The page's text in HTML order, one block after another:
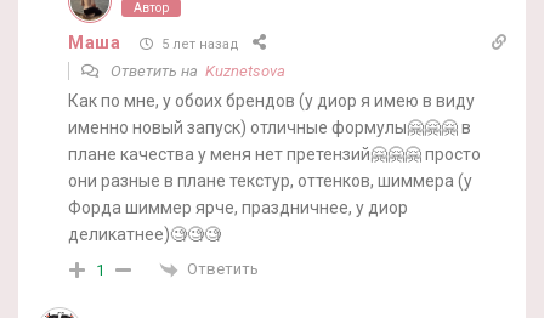
Автор
Маша 5 лет назад
Ответить на Kuznetsova
Как по мне, у обоих брендов (у диор я имею в виду
именно новый запуск) отличные формулы🤗🤗🤗 в
плане качества у меня нет претензий🤗🤗🤗 просто
они разные в плане текстур, оттенков, шиммера (у
Форда шиммер ярче, праздничнее, у диор
деликатнее)🧐🧐🧐
1 Ответить